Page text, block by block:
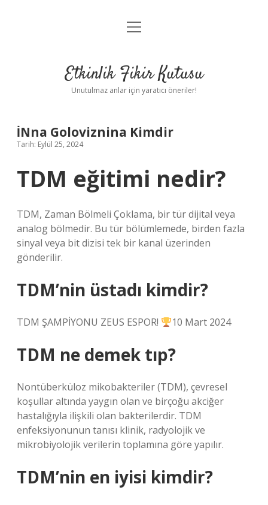
Anasayfa
Yasal Uyarı
menüyü
Etkinlik Fikir Kutusu
Unutulmaz anlar için yaratıcı öneriler!
İNna Goloviznina Kimdir
Tarih: Eylül 25, 2024
TDM eğitimi nedir?
TDM, Zaman Bölmeli Çoklama, bir tür dijital veya
analog bölmedir. Bu tür bölümlemede, birden fazla
sinyal veya bit dizisi tek bir kanal üzerinden
gönderilir.
TDM’nin üstadı kimdir?
TDM ŞAMPİYONU ZEUS ESPOR! 10 Mart 2024
TDM ne demek tıp?
Nontüberküloz mikobakteriler (TDM), çevresel
koşullar altında yaygın olan ve birçoğu akciğer
hastalığıyla ilişkili olan bakterilerdir. TDM
enfeksiyonunun tanısı klinik, radyolojik ve
mikrobiyolojik verilerin toplamına göre yapılır.
TDM’nin en iyisi kimdir?